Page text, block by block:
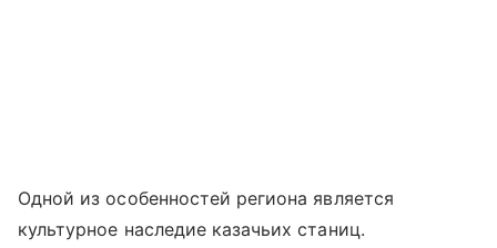
Одной из особенностей региона является
культурное наследие казачьих станиц.